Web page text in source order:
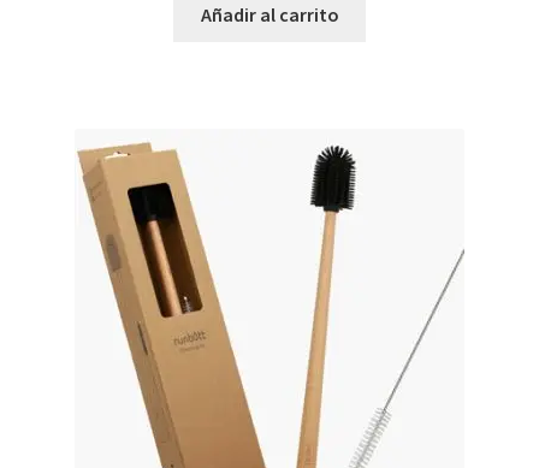
Añadir al carrito